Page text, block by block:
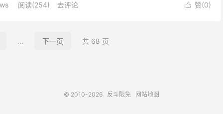
 赞(0)
阅读(254) 去评论
... 下一页 共 68 页
© 2010-2026 反斗限免 网站地图